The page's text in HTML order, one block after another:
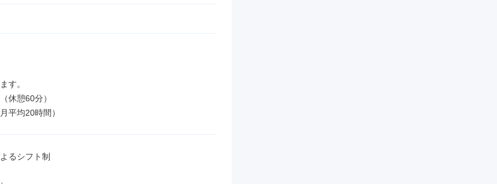
す。
休憩60分）
平均20時間）
るシフト制